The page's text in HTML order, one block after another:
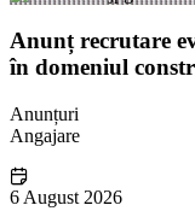
Anunț recrutare
în domeniul
Anunțuri
Angajare
6 August 2026